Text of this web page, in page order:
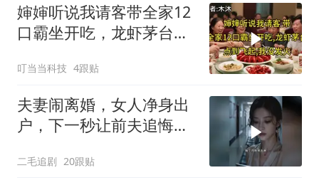
婶婶听说我请客带全家12
口霸坐开吃，龙虾茅台点
叮当当科技 4跟贴
夫妻闹离婚，女人净身出
户，下一秒让前夫追悔莫
二毛追剧 20跟贴